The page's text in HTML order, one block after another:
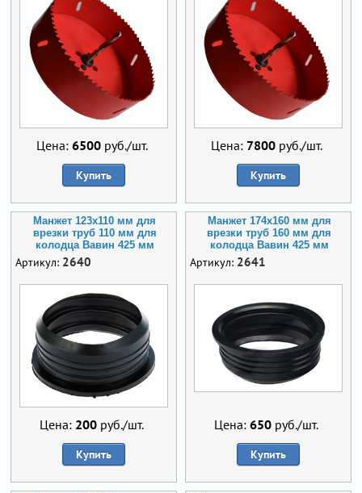
Цена: 6500руб./шт.
Купить
Цена: 7800руб./шт.
Купить
Манжет 123х110 мм для
врезки труб 110 мм для
колодца Вавин 425 мм
Артикул: 2640
Цена: 200 руб./шт.
Купить
Манжет 174х160 мм для
врезки труб 160 мм для
колодца Вавин 425 мм
Артикул: 2641
Цена: 650 руб./шт.
Купить